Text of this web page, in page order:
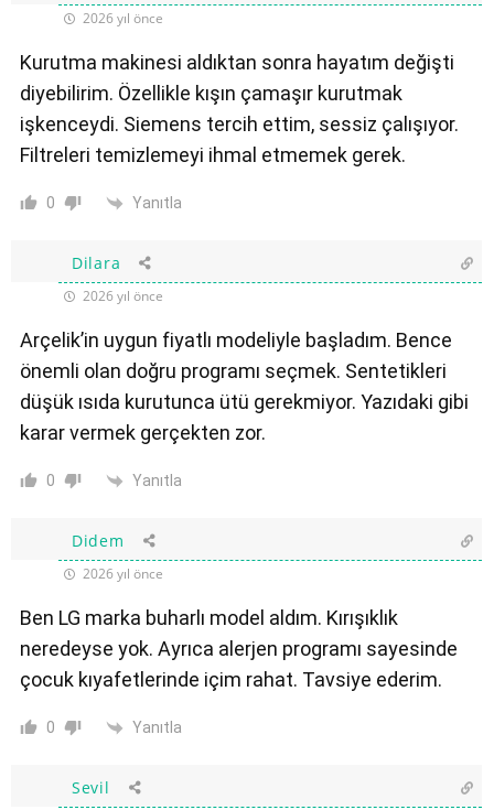
2026 yıl önce
Kurutma makinesi aldıktan sonra hayatım değişti
diyebilirim. Özellikle kışın çamaşır kurutmak
işkenceydi. Siemens tercih ettim, sessiz çalışıyor.
Filtreleri temizlemeyi ihmal etmemek gerek.
0 Yanıtla
Dilara
2026 yıl önce
Arçelik’in uygun fiyatlı modeliyle başladım. Bence
önemli olan doğru programı seçmek. Sentetikleri
düşük ısıda kurutunca ütü gerekmiyor. Yazıdaki gibi
karar vermek gerçekten zor.
0 Yanıtla
Didem
2026 yıl önce
Ben LG marka buharlı model aldım. Kırışıklık
neredeyse yok. Ayrıca alerjen programı sayesinde
çocuk kıyafetlerinde içim rahat. Tavsiye ederim.
0 Yanıtla
Sevil